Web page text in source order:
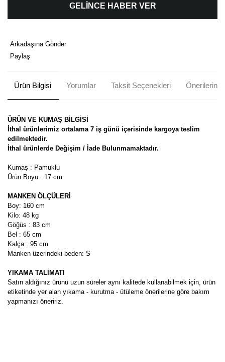
GELİNCE HABER VER
Arkadaşına Gönder
Paylaş
Ürün Bilgisi Yorumlar Taksit Seçenekleri Önerileriniz
ÜRÜN VE KUMAŞ BİLGİSİ
İthal ürünlerimiz ortalama 7 iş günü içerisinde kargoya teslim
edilmektedir.
İthal ürünlerde Değişim / İade Bulunmamaktadır.
Kumaş : Pamuklu
Ürün Boyu : 17 cm
MANKEN ÖLÇÜLERİ
Boy: 160 cm
Kilo: 48 kg
Göğüs : 83 cm
Bel : 65 cm
Kalça : 95 cm
Manken üzerindeki beden: S
YIKAMA TALİMATI
Satın aldığınız ürünü uzun süreler aynı kalitede kullanabilmek için, ürün
etiketinde yer alan yıkama - kurutma - ütüleme önerilerine göre bakım
yapmanızı öneririz.